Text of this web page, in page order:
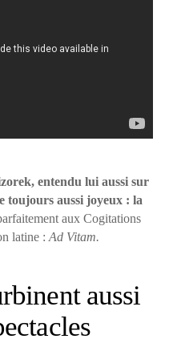
entendu lui aussi sur
toujours aussi joyeux : la
aux Cogitations
latine : Ad Vitam.
aussi